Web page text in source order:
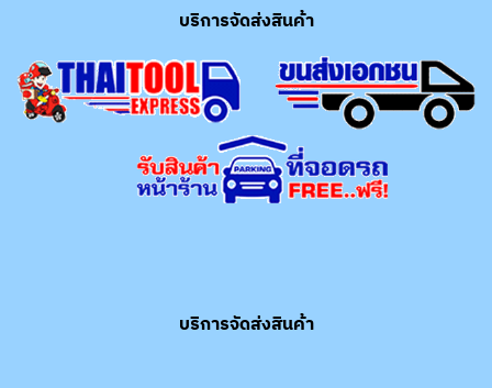
บริการจัดส่งสินค้า
บริการจัดส่งสินค้า